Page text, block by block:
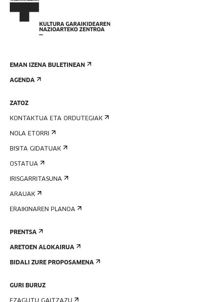
EMAN IZENA BULETINEAN
AGENDA
ZATOZ
KONTAKTUA ETA ORDUTEGIAK
NOLA ETORRI
BISITA GIDATUAK
OSTATUA
IRISGARRITASUNA
ARAUAK
ERAIKINAREN PLANOA
PRENTSA
ARETOEN ALOKAIRUA
BIDALI ZURE PROPOSAMENA
GURI BURUZ